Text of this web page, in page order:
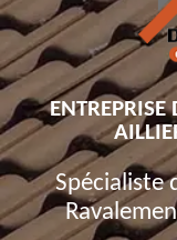
ENTREPRISE
Spécialiste